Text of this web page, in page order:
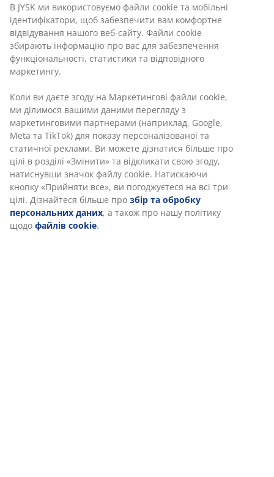
Садові стільці VESTERHAVET міцні та мають
класичний вигляд, тоді як розкладні стільці візуально
легші та не будуть перенавантажувати простір,
навіть повністю укомплектований іншими меблями.
В JYSK ми використовуємо файли cookie та мобільні
ідентифікатори, щоб забезпечити вам комфортне
відвідування нашого веб-сайту. Файли cookie
збирають інформацію про вас для забезпечення
функціональності, статистики та відповідного
маркетингу.
Коли ви даєте згоду на Маркетингові файли cookie,
ми ділимося вашими даними перегляду з
маркетинговими партнерами (наприклад, Google,
Meta та TikTok) для показу персоналізованої та
статичної реклами. Ви можете дізнатися більше про
цілі в розділі «Змінити» та відкликати свою згоду,
натиснувши значок файлу cookie. Натискаючи
кнопку «Прийняти все», ви погоджуєтеся на всі три
цілі. Дізнайтеся більше про збір та обробку
персональних даних, а також про нашу політику
щодо файлів cookie.